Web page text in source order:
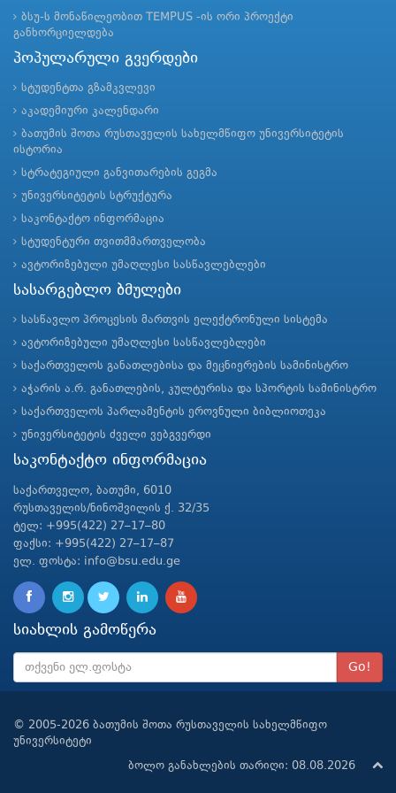
ბსუ-ს მონაწილეობით TEMPUS -ის ორი პროექტი
განხორციელდება
პოპულარული გვერდები
სტუდენტთა გზამკვლევი
აკადემიური კალენდარი
ბათუმის შოთა რუსთაველის სახელმწიფო უნივერსიტეტის
ისტორია
სტრატეგიული განვითარების გეგმა
უნივერსიტეტის სტრუქტურა
საკონტაქტო ინფორმაცია
სტუდენტური თვითმმართველობა
ავტორიზებული უმაღლესი სასწავლებლები
სასარგებლო ბმულები
სასწავლო პროცესის მართვის ელექტრონული სისტემა
ავტორიზებული უმაღლესი სასწავლებლები
საქართველოს განათლებისა და მეცნიერების სამინისტრო
აჭარის ა.რ. განათლების, კულტურისა და სპორტის სამინისტრო
საქართველოს პარლამენტის ეროვნული ბიბლიოთეკა
უნივერსიტეტის ძველი ვებგვერდი
საკონტაქტო ინფორმაცია
საქართველო, ბათუმი, 6010
რუსთაველის/ნინოშვილის ქ. 32/35
ტელ: +995(422) 27–17–80
ფაქსი: +995(422) 27–17–87
ელ. ფოსტა: info@bsu.edu.ge
სიახლის გამოწერა
Go!
© 2005-2026 ბათუმის შოთა რუსთაველის სახელმწიფო
უნივერსიტეტი
ბოლო განახლების თარიღი: 08.08.2026